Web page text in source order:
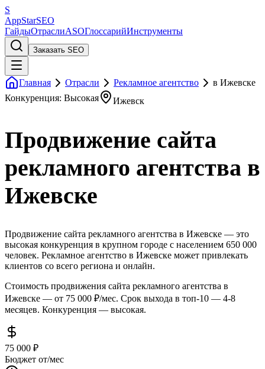
S
AppStarSEO
ГайдыОтраслиASOГлоссарийИнструменты
Заказать SEO
Главная Отрасли Рекламное агентство
в Ижевске
Конкуренция: Высокая
Ижевск
Продвижение сайта
рекламного агентства в
Ижевске
Продвижение сайта рекламного агентства в Ижевске — это
высокая конкуренция в крупном городе с населением 650 000
человек. Рекламное агентство в Ижевске может привлекать
клиентов со всего региона и онлайн.
Стоимость продвижения сайта рекламного агентства в
Ижевске — от 75 000 ₽/мес. Срок выхода в топ-10 — 4-8
месяцев. Конкуренция — высокая.
75 000 ₽
Бюджет от/мес